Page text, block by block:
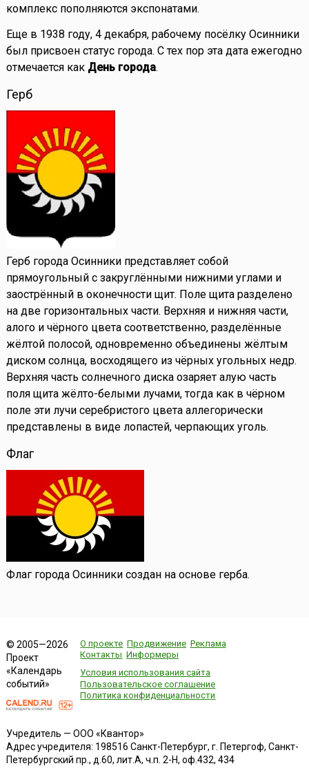
комплекс пополняются экспонатами.
Еще в 1938 году, 4 декабря, рабочему посёлку Осинники
был присвоен статус города. С тех пор эта дата ежегодно
отмечается как День города.
Герб
Герб города Осинники представляет собой
прямоугольный с закруглёнными нижними углами и
заострённый в оконечности щит. Поле щита разделено
на две горизонтальных части. Верхняя и нижняя части,
алого и чёрного цвета соответственно, разделённые
жёлтой полосой, одновременно объединены жёлтым
диском солнца, восходящего из чёрных угольных недр.
Верхняя часть солнечного диска озаряет алую часть
поля щита жёлто-белыми лучами, тогда как в чёрном
поле эти лучи серебристого цвета аллегорически
представлены в виде лопастей, черпающих уголь.
Флаг
Флаг города Осинники создан на основе герба.
© 2005—2026
Проект
«Календарь
событий»
О проекте Продвижение Реклама
Контакты Информеры
Условия использования сайта
Пользовательское соглашение
Политика конфиденциальности
Учредитель — ООО «Квантор»
Адрес учредителя: 198516 Санкт-Петербург, г. Петергоф, Санкт-
Петербургский пр., д.60, лит.А, ч.п. 2-Н, оф.432, 434